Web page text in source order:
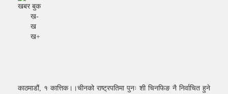
खबर बुक
ख-
ख
ख+
काठमाडौं, १ कात्तिक।।चीनको राष्ट्रपतिमा पुनः शी चिनफिङ नै निर्वाचित हुने